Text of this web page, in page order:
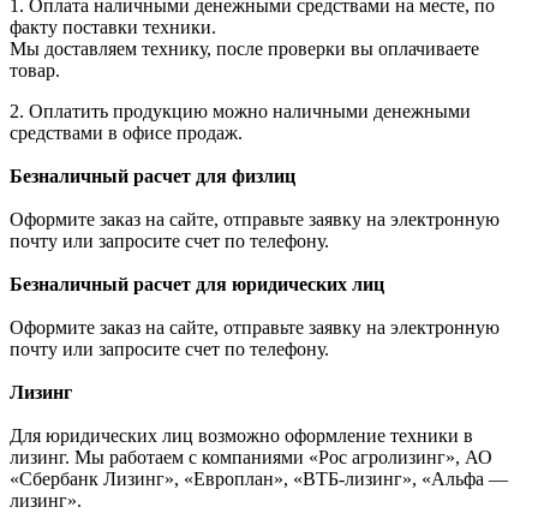
1. Оплата наличными денежными средствами на месте, по
факту поставки техники.
Мы доставляем технику, после проверки вы оплачиваете
товар.
2. Оплатить продукцию можно наличными денежными
средствами в офисе продаж.
Безналичный расчет для физлиц
Оформите заказ на сайте, отправьте заявку на электронную
почту или запросите счет по телефону.
Безналичный расчет для юридических лиц
Оформите заказ на сайте, отправьте заявку на электронную
почту или запросите счет по телефону.
Лизинг
Для юридических лиц возможно оформление техники в
лизинг. Мы работаем с компаниями «Рос агролизинг», АО
«Сбербанк Лизинг», «Европлан», «ВТБ-лизинг», «Альфа —
лизинг».